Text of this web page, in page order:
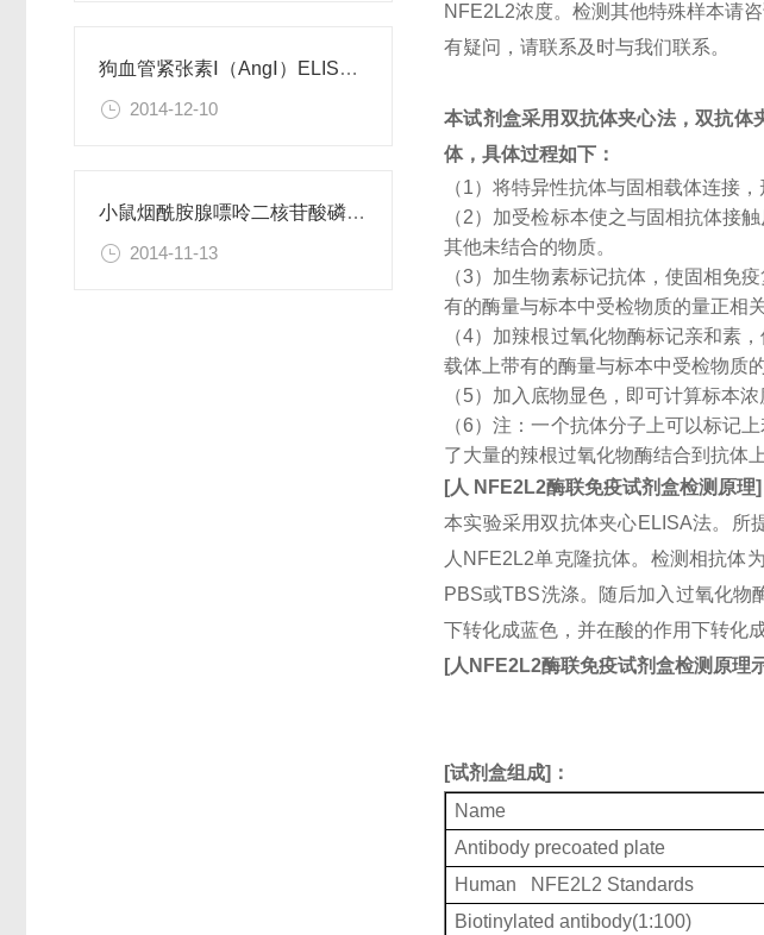
狗血管紧张素Ⅰ（AngⅠ）ELISA试剂盒
2014-12-10
小鼠烟酰胺腺嘌呤二核苷酸磷酸（NADPH）检测试剂盒
2014-11-13
NFE2L2浓度。检测其他特殊样本请
有疑问，请联系及时与我们联系。
本试剂盒采用双抗体夹心法，双抗体
体，具体过程如下：
（1）将特异性抗体与固相载体连接
（2）加受检标本使之与固相抗体接
其他未结合的物质。
（3）加生物素标记抗体，使固相免
有的酶量与标本中受检物质的量正相关
（4）加辣根过氧化物酶标记亲和素
载体上带有的酶量与标本中受检物质
（5）加入底物显色，即可计算标本浓
（6）注：一个抗体分子上可以标记
了大量的辣根过氧化物酶结合到抗体
[人 NFE2L2酶联免疫试剂盒检测原理]
本实验采用双抗体夹心ELISA法。所
人NFE2L2单克隆抗体。检测相抗体
PBS或TBS洗涤。随后加入过氧化物
下转化成蓝色，并在酸的作用下转化
[人 NFE2L2酶联免疫试剂盒检测原理
[试剂盒组成]：
Name
Antibody precoated plate
Human NFE2L2 Standards
Biotinylated antibody(1:100)